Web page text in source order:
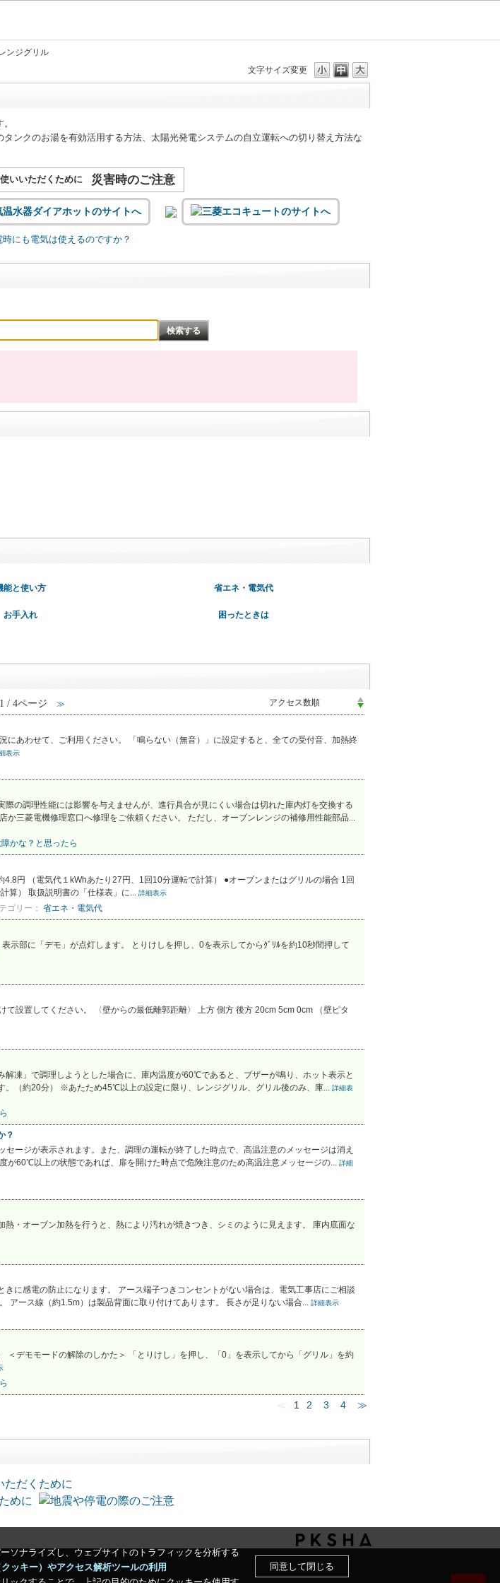
ンジグリル
文字サイズ変更
ンクのお湯を有効活用する方法、太陽光発電システムの自立運転への切り替え方法な
いいただくために 災害時のご注意
にも電気は使えるのですか？
能と使い方 省エネ・電気代
お手入れ 困ったときは
1 / 4ページ ≫
あわせて、ご利用ください。 「鳴らない（無音）」に設定すると、全ての受付音、加熱終
表示
の調理性能には影響を与えませんが、進行具合が見にくい場合は切れた庫内灯を交換する
三菱電機修理窓口へ修理をご依頼ください。 ただし、オーブンレンジの補修用性能部品...
かな？と思ったら
円 （電気代１kWhあたり27円、1回10分運転で計算） ●オーブンまたはグリルの場合 1回
算） 取扱説明書の「仕様表」に... 詳細表示
ゴリー： 省エネ・電気代
示部に「デモ」が点灯します。 とりけしを押し、0を表示してからｸﾞﾘﾙを約10秒間押して
設置してください。 〈壁からの最低離郭距離〉 上方 側方 後方 20cm 5cm 0cm （壁ピタ
凍」で調理しようとした場合に、庫内温度が60℃であると、ブザーが鳴り、ホット表示と
（約20分） ※あたため45℃以上の設定に限り、レンジグリル、グリル後のみ、庫... 詳細表
？
ージが表示されます。また、調理の運転が終了した時点で、高温注意のメッセージは消え
が60℃以上の状態であれば、扉を開けた時点で危険注意のため高温注意メッセージの... 詳細
・オーブン加熱を行うと、熱により汚れが焼きつき、シミのように見えます。 庫内底面な
に感電の防止になります。 アース端子つきコンセントがない場合は、電気工事店にご相談
アース線（約1.5m）は製品背面に取り付けてあります。 長さが足りない場合... 詳細表示
デモモードの解除のしかた＞ 「とりけし」を押し、「0」を表示してから「グリル」を約
≪ 1 2 3 4 ≫
ソナライズし、ウェブサイトのトラフィックを分析する
ッキー）やアクセス解析ツールの利用
同意して閉じる